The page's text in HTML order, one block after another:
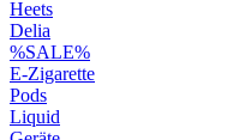
Heets
Delia
%SALE%
E-Zigarette
Pods
Liquid